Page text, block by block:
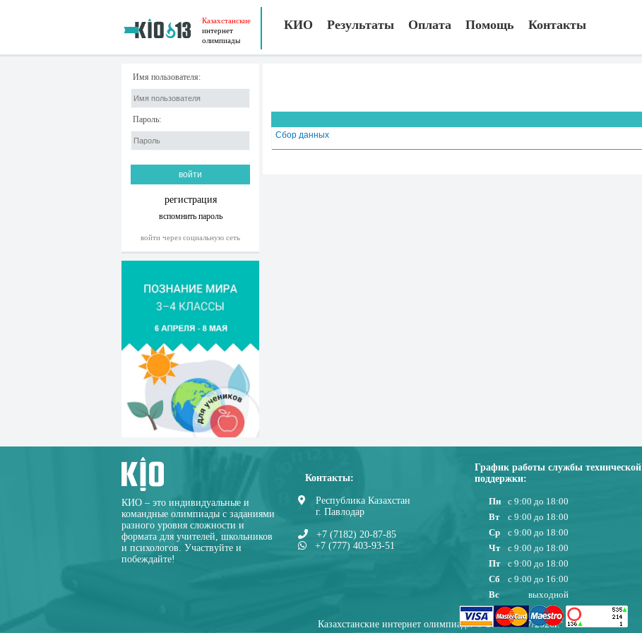
Казахстанские
интернет
олимпиады
КИО Результаты Оплата Помощь Контакты
Имя пользователя:
Пароль:
регистрация
вспомнить пароль
войти через социальную сеть
Сбор данных
КИО – это индивидуальные и
командные олимпиады с заданиями
разного уровня сложности и
формата для учителей, школьников
и психологов. Участвуйте и
побеждайте!
Контакты:
Республика Казахстан
г. Павлодар
+7 (7182) 20-87-85
+7 (777) 403-93-51
График работы службы технической
поддержки:
Пн
с 9:00 до 18:00
Вт
с 9:00 до 18:00
Ср
с 9:00 до 18:00
Чт
с 9:00 до 18:00
Пт
с 9:00 до 18:00
Сб
с 9:00 до 16:00
Вс
выходной
Казахстанские интернет олимпиады © 2010-08/07/2026г.